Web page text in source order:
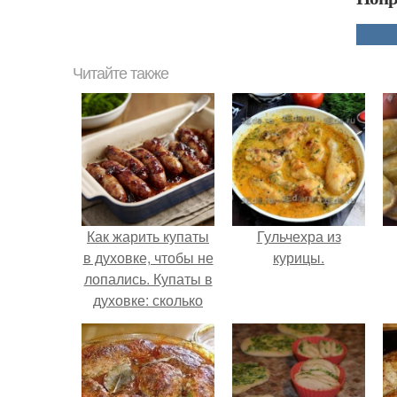
Читайте также
Как жарить купаты
в духовке, чтобы не
лопались. Купаты в
духовке: сколько
готовить блюдо?
Гульчехра из
курицы.